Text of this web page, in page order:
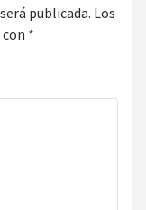
publicada. Los
*